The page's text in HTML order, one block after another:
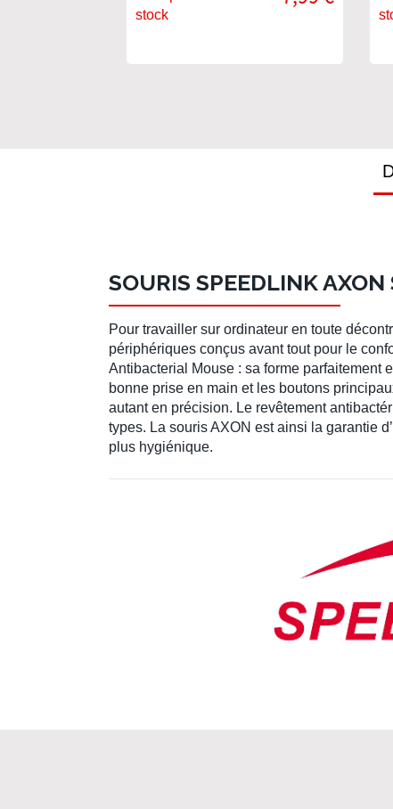
stock
SOURIS SPEEDLINK AXON
Pour travailler sur ordinateur en toute
périphériques conçus avant tout pour le
Antibacterial Mouse : sa forme parfaitement
bonne prise en main et les boutons
autant en précision. Le revêtement
types. La souris AXON est ainsi la garantie
plus hygiénique.